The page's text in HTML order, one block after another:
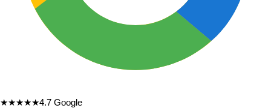
★★★★★4.7 Google